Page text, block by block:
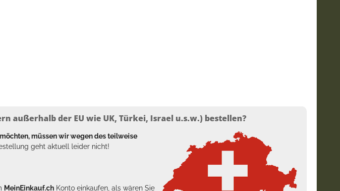
außerhalb der EU wie UK, Türkei, Israel u.s.w.) bestellen?
müssen wir wegen des teilweise
geht aktuell leider nicht!
MeinEinkauf.ch Konto einkaufen, als wären Sie